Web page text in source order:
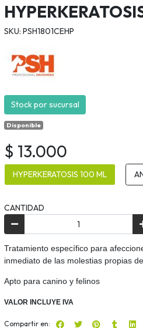
SKU: PSH1801CEHP
Stock por sucursal
Disponible
$ 13.000
HYPERKERATOSIS 100 ML
CANTIDAD
Tratamiento específico para
inmediato de las molestias propias
Apto para canino y felinos
VALOR INCLUYE IVA
Compartir en: